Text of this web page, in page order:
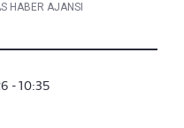
HABER AJANSI
- 10:35